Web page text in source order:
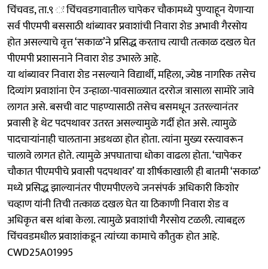
चिंचवड, ता.९ ः चिंचवडगावातील चापेकर चौकामध्ये पुण्याहून येणाऱ्या
सर्व पीएमपी बससाठी थांब्यावर प्रवाशांची निवारा शेड अभावी गैरसोय
होत असल्याचे वृत्त ‘सकाळ’ने प्रसिद्ध करताच त्याची तत्काळ दखल घेत
पीएमपी प्रशासनाने निवारा शेड उभारले आहे.
या थांब्यावर निवारा शेड नसल्याने विद्यार्थी, महिला, ज्येष्ठ नागरिक तसेच
दिव्यांग प्रवाशांना ऐन उन्हाळा-पावसाळ्यात दररोज त्रासाला सामोरे जावे
लागत असे. बसची वाट पाहण्यासाठी तसेच बसमधून उतरल्यानंतर
प्रवासी हे थेट पदपथावर उतरत असल्यामुळे गर्दी होत असे. त्यामुळे
पादचाऱ्यांनाही चालताना अडथळा होत होता. त्यांना मुख्य रस्त्यावरून
चालावे लागत होते. त्यामुळे अपघाताचा धोका वाढला होता. ‘चापेकर
चौकात पीएमपीचे प्रवासी पदपथावर’ या शीर्षकाखाली ही बातमी ‘सकाळ’
मध्ये प्रसिद्ध झाल्यानंतर पीएमपीएलचे जनसंपर्क अधिकारी किशोर
चव्हाण यांनी तिची तत्काळ दखल घेत या ठिकाणी निवारा शेड व
अधिकृत बस थांबा केला. त्यामुळे प्रवाशांची गैरसोय टळली. त्याबद्दल
चिंचवडमधील प्रवाशांकडून त्यांच्या कामाचे कौतुक होत आहे.
CWD25A01995